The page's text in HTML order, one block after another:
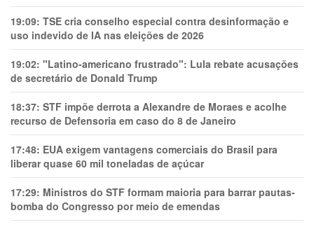
19:09: TSE cria conselho especial contra desinformação e
uso indevido de IA nas eleições de 2026
19:02: "Latino-americano frustrado": Lula rebate acusações
de secretário de Donald Trump
18:37: STF impõe derrota a Alexandre de Moraes e acolhe
recurso de Defensoria em caso do 8 de Janeiro
17:48: EUA exigem vantagens comerciais do Brasil para
liberar quase 60 mil toneladas de açúcar
17:29: Ministros do STF formam maioria para barrar pautas-
bomba do Congresso por meio de emendas